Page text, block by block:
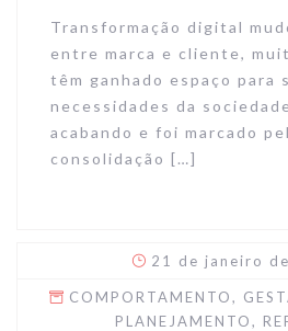
Transformação digital
entre marca e cliente,
têm ganhado espaço para
necessidades da
acabando e foi marcado
consolidação […]
21 de janeiro
COMPORTAMENTO,
PLANEJAMENTO,